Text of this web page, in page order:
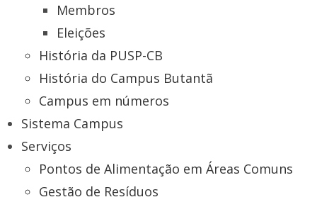
Membros
Eleições
História da PUSP-CB
História do Campus Butantã
Campus em números
Sistema Campus
Serviços
Pontos de Alimentação em Áreas Comuns
Gestão de Resíduos